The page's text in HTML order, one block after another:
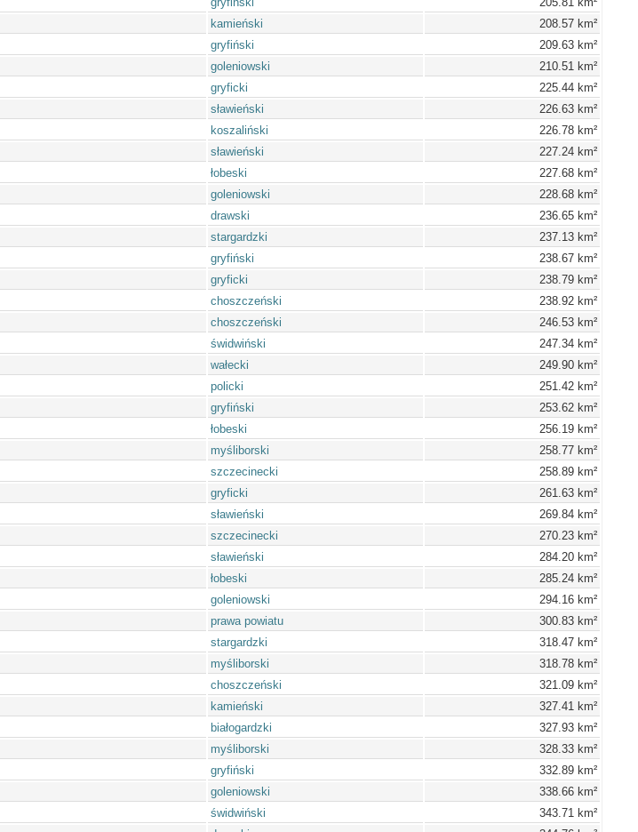
kamieński
208.57 km²
gryfiński
209.63 km²
goleniowski
210.51 km²
gryficki
225.44 km²
sławieński
226.63 km²
koszaliński
226.78 km²
sławieński
227.24 km²
łobeski
227.68 km²
goleniowski
228.68 km²
drawski
236.65 km²
stargardzki
237.13 km²
gryfiński
238.67 km²
gryficki
238.79 km²
choszczeński
238.92 km²
choszczeński
246.53 km²
świdwiński
247.34 km²
wałecki
249.90 km²
policki
251.42 km²
gryfiński
253.62 km²
łobeski
256.19 km²
myśliborski
258.77 km²
szczecinecki
258.89 km²
gryficki
261.63 km²
sławieński
269.84 km²
szczecinecki
270.23 km²
sławieński
284.20 km²
łobeski
285.24 km²
goleniowski
294.16 km²
prawa powiatu
300.83 km²
stargardzki
318.47 km²
myśliborski
318.78 km²
choszczeński
321.09 km²
kamieński
327.41 km²
białogardzki
327.93 km²
myśliborski
328.33 km²
gryfiński
332.89 km²
goleniowski
338.66 km²
świdwiński
343.71 km²